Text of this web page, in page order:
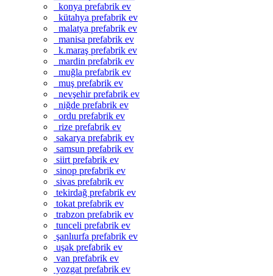
konya prefabrik ev
kütahya prefabrik ev
malatya prefabrik ev
manisa prefabrik ev
k.maraş prefabrik ev
mardin prefabrik ev
muğla prefabrik ev
muş prefabrik ev
nevşehir prefabrik ev
niğde prefabrik ev
ordu prefabrik ev
rize prefabrik ev
sakarya prefabrik ev
samsun prefabrik ev
siirt prefabrik ev
sinop prefabrik ev
sivas prefabrik ev
tekirdağ prefabrik ev
tokat prefabrik ev
trabzon prefabrik ev
tunceli prefabrik ev
şanlıurfa prefabrik ev
uşak prefabrik ev
van prefabrik ev
yozgat prefabrik ev